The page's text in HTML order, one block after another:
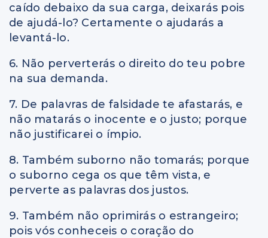
caído debaixo da sua carga, deixarás pois
de ajudá-lo? Certamente o ajudarás a
levantá-lo.
6. Não perverterás o direito do teu pobre
na sua demanda.
7. De palavras de falsidade te afastarás, e
não matarás o inocente e o justo; porque
não justificarei o ímpio.
8. Também suborno não tomarás; porque
o suborno cega os que têm vista, e
perverte as palavras dos justos.
9. Também não oprimirás o estrangeiro;
pois vós conheceis o coração do